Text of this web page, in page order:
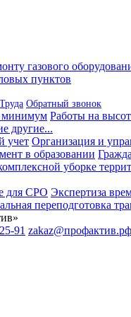
газового
пунктов
Обратный звонок
минимум Работы на
другие...
учет Организация и
в образовании
уборке
для СРО Экспертиза
переподготовка
91 zakaz@профактив.рф